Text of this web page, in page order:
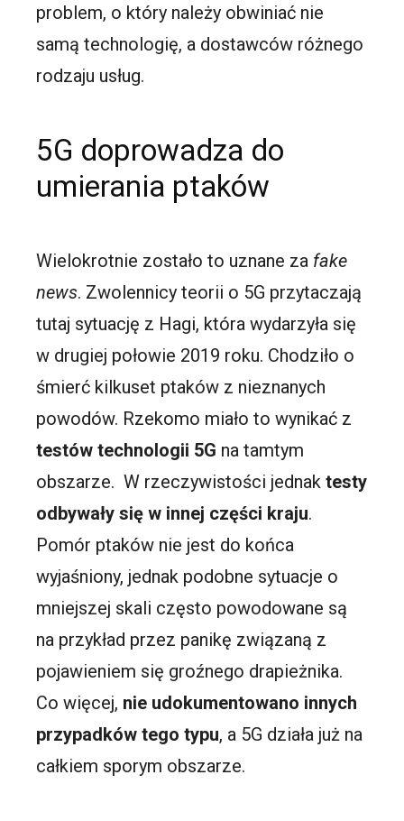
problem, o który należy obwiniać nie
samą technologię, a dostawców różnego
rodzaju usług.
5G doprowadza do
umierania ptaków
Wielokrotnie zostało to uznane za fake
news. Zwolennicy teorii o 5G przytaczają
tutaj sytuację z Hagi, która wydarzyła się
w drugiej połowie 2019 roku. Chodziło o
śmierć kilkuset ptaków z nieznanych
powodów. Rzekomo miało to wynikać z
testów technologii 5G na tamtym
obszarze. W rzeczywistości jednaktesty
odbywały się w innej części kraju.
Pomór ptaków nie jest do końca
wyjaśniony, jednak podobne sytuacje o
mniejszej skali często powodowane są
na przykład przez panikę związaną z
pojawieniem się groźnego drapieżnika.
Co więcej, nie udokumentowano innych
przypadków tego typu, a 5G działa już na
całkiem sporym obszarze.